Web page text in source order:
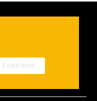
Learn more